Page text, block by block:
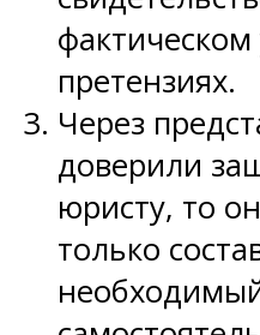
претензиях.
Через
доверили
юристу, то
только